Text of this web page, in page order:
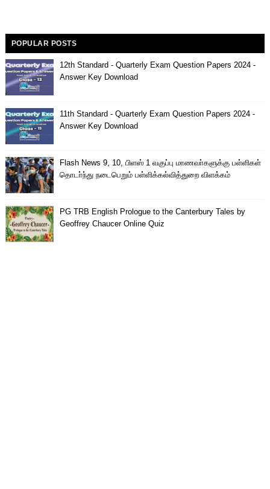
POPULAR POSTS
12th Standard - Quarterly Exam Question Papers 2024 -
Answer Key Download
11th Standard - Quarterly Exam Question Papers 2024 -
Answer Key Download
Flash News 9, 10, பிளஸ் 1 வகுப்பு மாணவா்களுக்கு பள்ளிகள்
தொடா்ந்து நடைபெறும் பள்ளிக்கல்வித்துறை விளக்கம்
PG TRB English Prologue to the Canterbury Tales by
Geoffrey Chaucer Online Quiz